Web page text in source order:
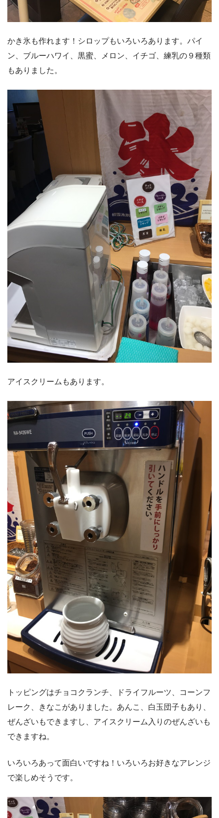
かき氷も作れます！シロップもいろいろあります。パイ
ン、ブルーハワイ、黒蜜、メロン、イチゴ、練乳の９種類
もありました。
アイスクリームもあります。
トッピングはチョコクランチ、ドライフルーツ、コーンフ
レーク、きなこがありました。あんこ、白玉団子もあり、
ぜんざいもできますし、アイスクリーム入りのぜんざいも
できますね。
いろいろあって面白いですね！いろいろお好きなアレンジ
で楽しめそうです。